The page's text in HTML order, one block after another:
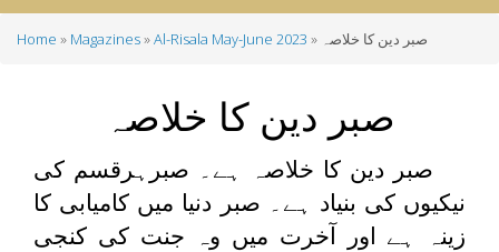
Home Magazines Al-Risala May-June 2023 صبر دین کا خلاصہ
صبر دین کا خلاصہ
صبر دین کا خلاصہ ہے۔ صبرہرقسم کی
نیکیوں کی بنیاد ہے۔ صبر دنیا میں کامیابی کا
زینہ ہے اور آخرت میں وہ جنت کی کنجی